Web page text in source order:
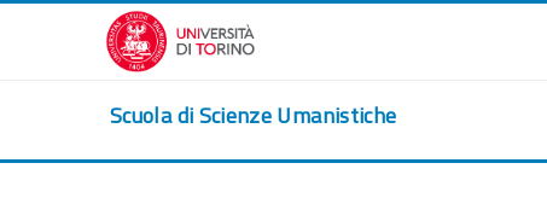
Vai al contenuto principale
Scuola di Scienze Umanistiche